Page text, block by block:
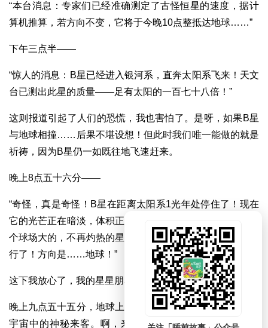
“本台消息：专家们已经准确测定了古怪恒星的速度，据计
算机推算，若方向不变，它将于今晚10点整抵达地球……”
下午三点半——
“惊人的消息：B星已经进入银河系，直奔太阳系飞来！天文
台已测出此星的质量——足有太阳的一百七十八倍！”
这则报道引起了人们的恐慌，我也害怕了。是呀，如果B星
与地球相撞……后果不堪设想！但此时我们唯一能做的就是
祈祷，因为B星仍一如既往地飞速赶来。
晚上8点五十六分——
“奇怪，真是奇怪！B星在距离太阳系1光年处停住了！现在
它的光芒正在暗淡，体积正在缩小……啊，它变成了一颗半
个球场大的，不再灼热的星星！太惊人了，现在它又开始飞
行了！方向是……地球！”
这下我放心了，我的星星朋友是有备而来的。
晚上九点五十五分，地球上所有人都涌上街头，竞相观看这
宇宙中的神秘来客。啊，来了，来了！只见B星穿透大气